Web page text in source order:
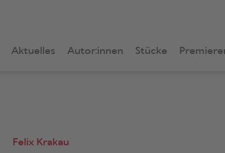
Aktuelles Autor:innen Stücke
Felix Krakau